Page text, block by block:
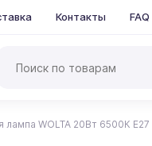
Контакты FAQ
WOLTA 20Вт 6500К